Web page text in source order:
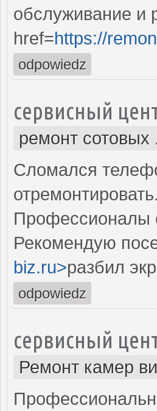
обслуживание и
href=https://
odpowiedz
сервисный
ремонт
Сломался
Профессионалы
Рекомендую
biz.ru>разбил
odpowiedz
сервисный
Ремонт камер